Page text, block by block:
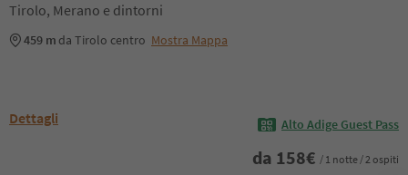
Tirolo, Merano e dintorni
459 m da Tirolo centro Mostra Mappa
Dettagli Alto Adige Guest Pass
da 158€ / 1 notte / 2 ospiti